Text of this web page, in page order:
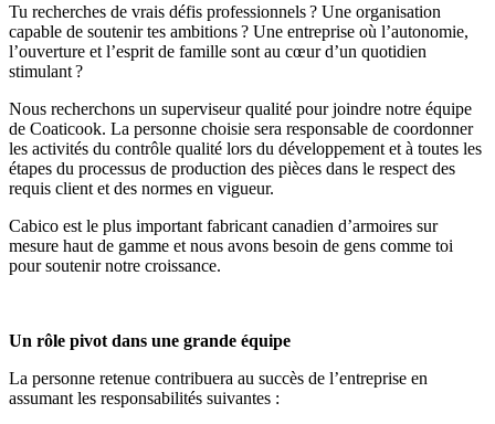
Tu recherches de vrais défis professionnels ? Une organisation
capable de soutenir tes ambitions ? Une entreprise où l’autonomie,
l’ouverture et l’esprit de famille sont au cœur d’un quotidien
stimulant ?
Nous recherchons un superviseur qualité pour joindre notre équipe
de Coaticook. La personne choisie sera responsable de coordonner
les activités du contrôle qualité lors du développement et à toutes les
étapes du processus de production des pièces dans le respect des
requis client et des normes en vigueur.
Cabico est le plus important fabricant canadien d’armoires sur
mesure haut de gamme et nous avons besoin de gens comme toi
pour soutenir notre croissance.
Un rôle pivot dans une grande équipe
La personne retenue contribuera au succès de l’entreprise en
assumant les responsabilités suivantes :